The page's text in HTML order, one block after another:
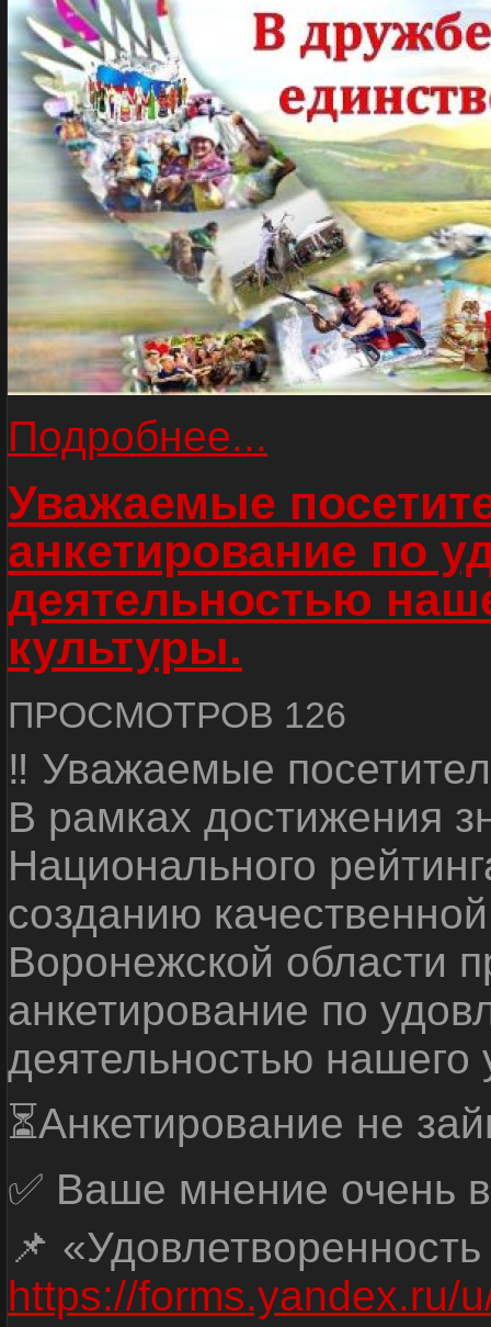
Подробнее...
Уважаемые
анкетирование по
деятельностью
культуры.
ПРОСМОТРОВ 126
‼ Уважаемые
В рамках достижения
Национального
созданию
Воронежской области
анкетирование по
деятельностью нашего
⏳Анкетирование не
✅ Ваше мнение очень
📌
https://forms.yandex.ru/